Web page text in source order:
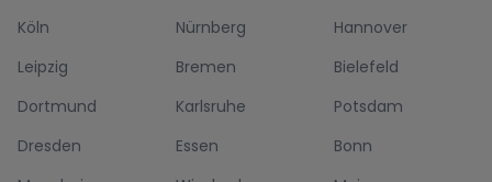
Köln
Nürnberg
Hannover
Leipzig
Bremen
Bielefeld
Dortmund
Karlsruhe
Potsdam
Dresden
Essen
Bonn